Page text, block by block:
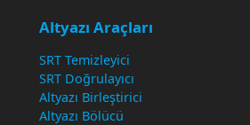
Altyazı Araçları
SRT Temizleyici
SRT Doğrulayıcı
Altyazı Birleştirici
Altyazı Bölücü